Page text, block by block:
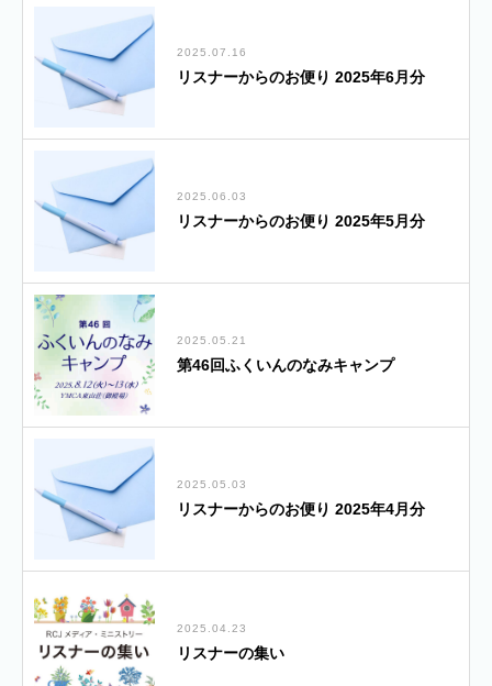
2025.07.16
リスナーからのお便り 2025年6月分
2025.06.03
リスナーからのお便り 2025年5月分
2025.05.21
第46回ふくいんのなみキャンプ
2025.05.03
リスナーからのお便り 2025年4月分
2025.04.23
リスナーの集い